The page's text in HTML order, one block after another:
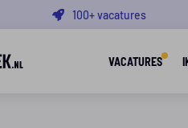
100+ vacatures
VACATURES